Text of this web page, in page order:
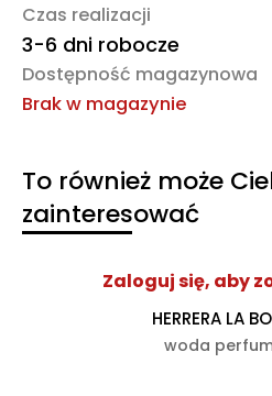
Czas realizacji
3-6 dni robocze
Dostępność magazynowa
Brak w magazynie
To również może
zainteresować
Zaloguj się, aby
HERRERA LA
woda